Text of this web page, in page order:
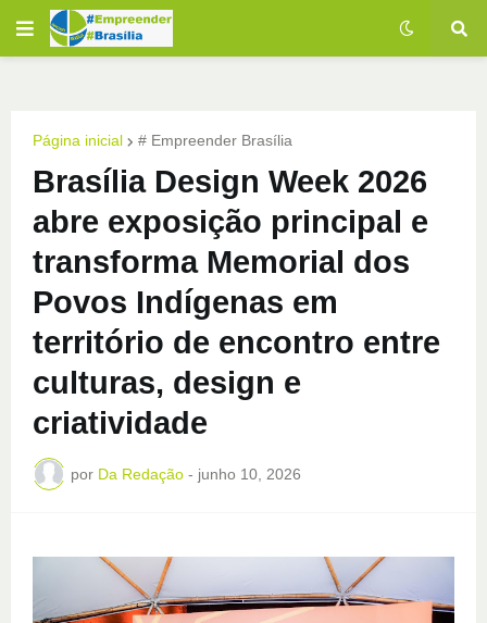
Página inicial # Empreender Brasília
Brasília Design Week 2026
abre exposição principal e
transforma Memorial dos
Povos Indígenas em
território de encontro entre
culturas, design e
criatividade
por Da Redação - junho 10, 2026